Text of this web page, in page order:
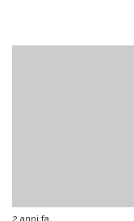
2 anni fa